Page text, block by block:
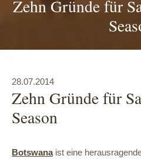
Zehn Gründe für
28.07.2014
Zehn Gründe für
Season
Botswanaist eine